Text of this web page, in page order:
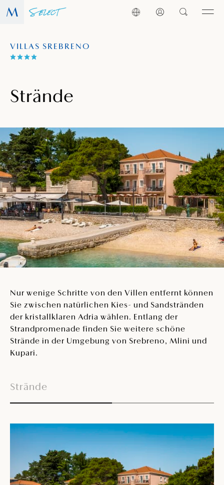
VILLAS SREBRENO
Strände
Nur wenige Schritte von den Villen entfernt können
Sie zwischen natürlichen Kies- und Sandstränden
der kristallklaren Adria wählen. Entlang der
Strandpromenade finden Sie weitere schöne
Strände in der Umgebung von Srebreno, Mlini und
Kupari.
Strände